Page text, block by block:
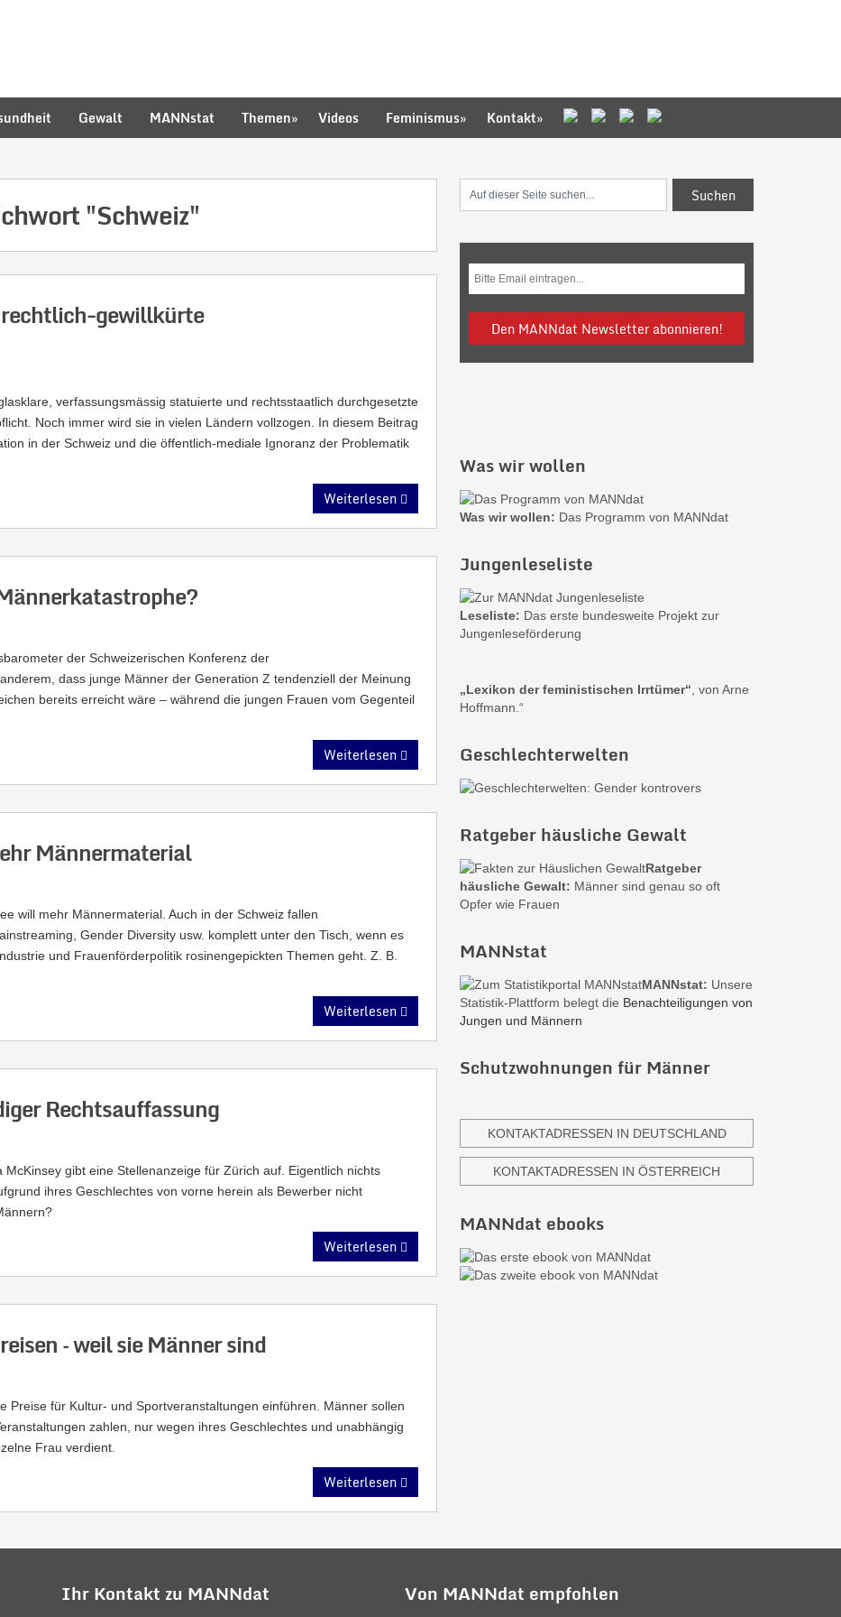
Gewalt MANNstat Themen» Videos Feminismus» Kontakt»
"Schweiz"
gewillkürte
verfassungsmässig statuierte und rechtsstaatlich durchgesetzte
Noch immer wird sie in vielen Ländern vollzogen. In diesem Beitrag
in der Schweiz und die öffentlich-mediale Ignoranz der Problematik
Weiterlesen
der Schweizerischen Konferenz der
dass junge Männer der Generation Z tendenziell der Meinung
bereits erreicht wäre – während die jungen Frauen vom Gegenteil
Weiterlesen
Männermaterial
will mehr Männermaterial. Auch in der Schweiz fallen
Gender Diversity usw. komplett unter den Tisch, wenn es
und Frauenförderpolitik rosinengepickten Themen geht. Z. B.
Weiterlesen
Rechtsauffassung
McKinsey gibt eine Stellenanzeige für Zürich auf. Eigentlich nichts
ihres Geschlechtes von vorne herein als Bewerber nicht
Weiterlesen
– weil sie Männer sind
Preise für Kultur- und Sportveranstaltungen einführen. Männer sollen
zahlen, nur wegen ihres Geschlechtes und unabhängig
Frau verdient.
Weiterlesen
Was wir wollen
Was wir wollen: Das Programm von MANNdat
Jungenleseliste
Leseliste: Das erste bundesweite Projekt zur
Jungenleseförderung
„Lexikon der feministischen Irrtümer“ , von Arne
Hoffmann.“
Geschlechterwelten
Ratgeber häusliche Gewalt
Ratgeber
häusliche Gewalt: Männer sind genau so oft
Opfer wie Frauen
MANNstat
MANNstat: Unsere
Statistik-Plattform belegt die Benachteiligungen von
Jungen und Männern
Schutzwohnungen für Männer
KONTAKTADRESSEN IN DEUTSCHLAND
KONTAKTADRESSEN IN ÖSTERREICH
MANNdat ebooks
Ihr Kontakt zu MANNdat Von MANNdat empfohlen